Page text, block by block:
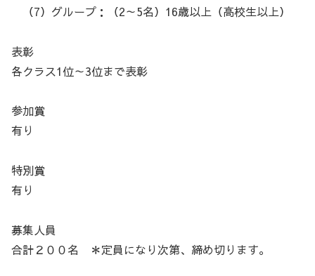
（7）グループ：（2～5名）16歳以上（高校生以上）
表彰
各クラス1位～3位まで表彰
参加賞
有り
特別賞
有り
募集人員
合計２００名 ＊定員になり次第、締め切ります。